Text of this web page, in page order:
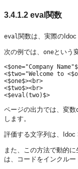
3.4.1.2 eval関数
eval関数は、実際のIdoc
次の例では、 oneという
<$one="Company
<$two="Welcome to
<$one$><br>
<$two$><br>
ページの出力では、変数
します。
評価する文字列は、Idoc
また、この方法で動的
は、コードをインクルー